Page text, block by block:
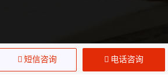
 短信咨询  电话咨询